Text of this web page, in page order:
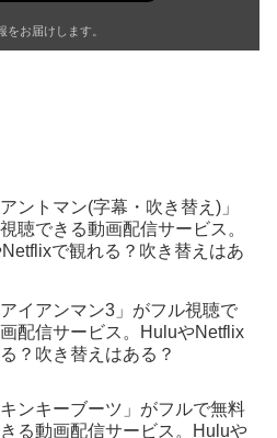
をお届けします。
ントマン(字幕・吹き替え)」
聴できる動画配信サービス。
で観れる？吹き替えはあ
イアンマン3」がフル視聴で
配信サービス。HuluやNetflix
？吹き替えはある？
ンキーブーツ」がフルで無料
る動画配信サービス。Huluや